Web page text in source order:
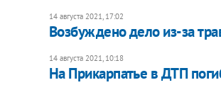
14 августа 2021, 17:02
Возбуждено дело из-за
14 августа 2021, 10:18
На Прикарпатье в ДТП